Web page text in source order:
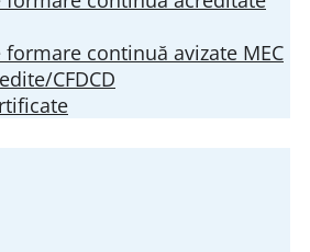
continuă avizate MEC
CFDCD